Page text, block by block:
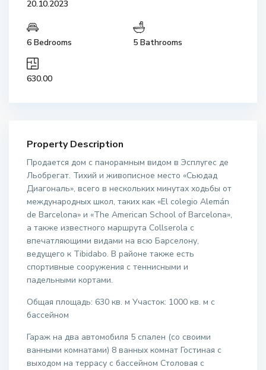
20.10.2023
6 Bedrooms 5 Bathrooms
630.00
Property Description
Продается дом с панорамным видом в Эсплугес де
Льобрегат. Тихий и живописное место «Сьюдад
Диагональ», всего в нескольких минутах ходьбы от
международных школ, таких как «El colegio Alemán
de Barcelona» и «The American School of Barcelona»,
а также известного маршрута Collserola с
впечатляющими видами на всю Барселону,
ведущего к Tibidabo. В районе также есть
спортивные сооружения с теннисными и
падельными кортами.
Общая площадь: 630 кв. м Участок: 1000 кв. м с
бассейном
Гараж на два автомобиля 5 спален (со своими
ванными комнатами) 8 ванных комнат Гостиная с
выходом на террасу с бассейном Столовая с